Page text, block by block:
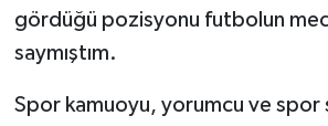
gördüğü pozisyonu futbolun
saymıştım.
Spor kamuoyu, yorumcu ve spor